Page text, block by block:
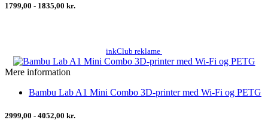
1799,00 - 1835,00 kr.
inkClub reklame
Mere information
Bambu Lab A1 Mini Combo 3D-printer med Wi-Fi og PETG
2999,00 - 4052,00 kr.